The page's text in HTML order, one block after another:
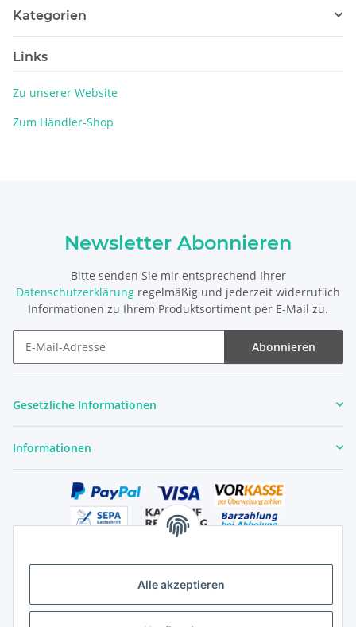
Alle akzeptieren
Kategorien
Links
Zu unserer Website
Zum Händler-Shop
Newsletter Abonnieren
Bitte senden Sie mir entsprechend Ihrer
Datenschutzerklärung regelmäßig und jederzeit widerruflich
Informationen zu Ihrem Produktsortiment per E-Mail zu.
Abonnieren
Gesetzliche Informationen
Informationen